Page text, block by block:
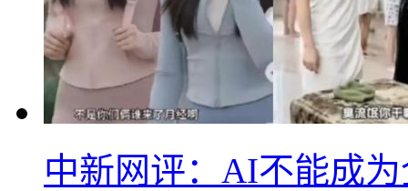
中新网评：AI不能成